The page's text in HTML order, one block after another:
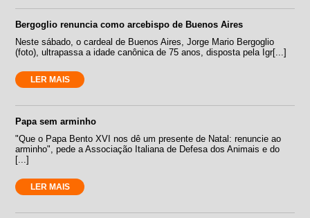
Bergoglio renuncia como arcebispo de Buenos Aires
Neste sábado, o cardeal de Buenos Aires, Jorge Mario Bergoglio
(foto), ultrapassa a idade canônica de 75 anos, disposta pela Igr[...]
LER MAIS
Papa sem arminho
"Que o Papa Bento XVI nos dê um presente de Natal: renuncie ao
arminho", pede a Associação Italiana de Defesa dos Animais e do
[...]
LER MAIS